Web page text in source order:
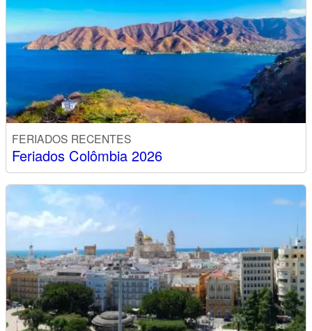
FERIADOS RECENTES
Feriados Colômbia 2026